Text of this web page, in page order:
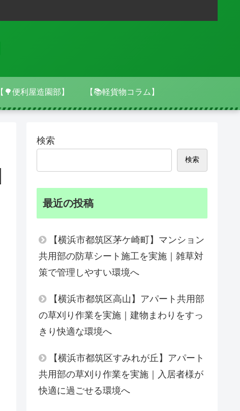
【🌳便利屋造園部】 【📚軽貨物コラム】
検索
検索
最近の投稿
【横浜市都筑区茅ケ崎町】マンション
共用部の防草シート施工を実施｜雑草対
策で管理しやすい環境へ
【横浜市都筑区高山】アパート共用部
の草刈り作業を実施｜建物まわりをすっ
きり快適な環境へ
【横浜市都筑区すみれが丘】アパート
共用部の草刈り作業を実施｜入居者様が
快適に過ごせる環境へ